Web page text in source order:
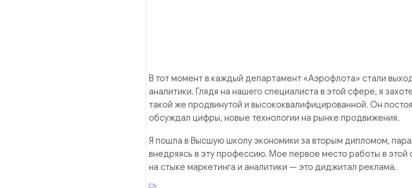
В тот момент в каждый департамент «Аэрофлота» стали
аналитики. Глядя на нашего специалиста в этой сфере, я
такой же продвинутой и высококвалифицированной. Он
обсуждал цифры, новые технологии на рынке продвижения.
Я пошла в Высшую школу экономики за вторым дипломом,
внедряясь в эту профессию. Мое первое место работы в
на стыке маркетинга и аналитики — это диджитал реклама.